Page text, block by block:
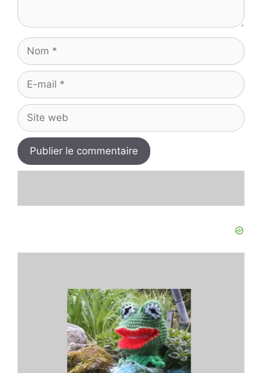
Nom
E-
mail
Site
web